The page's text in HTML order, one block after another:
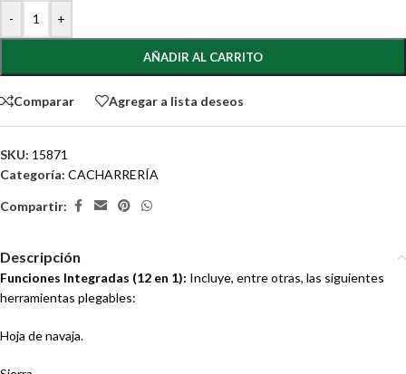
- +
AÑADIR AL CARRITO
Comparar Agregar a lista deseos
SKU: 15871
Categoría: CACHARRERÍA
Compartir:
Descripción
Funciones Integradas (12 en 1): Incluye, entre otras, las siguientes
herramientas plegables:
Hoja de navaja.